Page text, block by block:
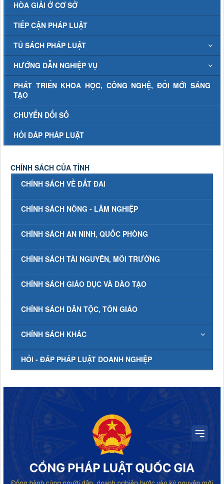
HÒA GIẢI Ở CƠ SỞ
TIẾP CẬN PHÁP LUẬT
TỦ SÁCH PHÁP LUẬT
HƯỚNG DẪN NGHIỆP VỤ
PHÁT TRIỂN KHOA HỌC, CÔNG NGHỆ, ĐỔI MỚI SÁNG
TẠO
CHUYỂN ĐỔI SỐ
HỎI ĐÁP PHÁP LUẬT
CHÍNH SÁCH CỦA TỈNH
CHÍNH SÁCH VỀ ĐẤT ĐAI
CHÍNH SÁCH NÔNG - LÂM NGHIỆP
CHÍNH SÁCH AN NINH, QUỐC PHÒNG
CHÍNH SÁCH TÀI NGUYÊN, MÔI TRƯỜNG
CHÍNH SÁCH GIÁO DỤC VÀ ĐÀO TẠO
CHÍNH SÁCH DÂN TỘC, TÔN GIÁO
CHÍNH SÁCH KHÁC
HỎI - ĐÁP PHÁP LUẬT DOANH NGHIỆP